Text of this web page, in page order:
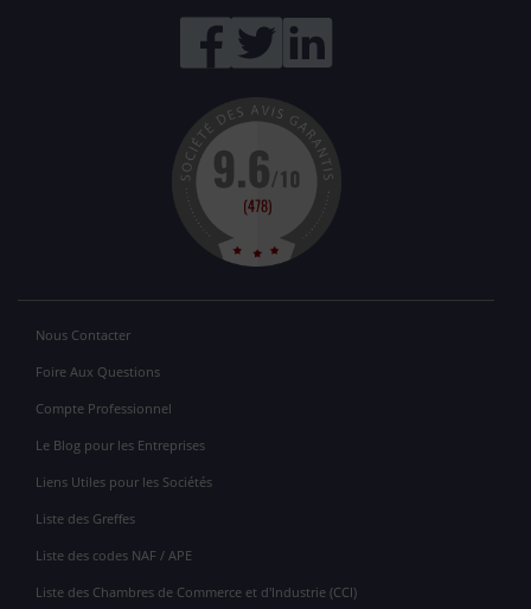
Nous Contacter
Foire Aux Questions
Compte Professionnel
Le Blog pour les Entreprises
Liens Utiles pour les Sociétés
Liste des Greffes
Liste des codes NAF / APE
Liste des Chambres de Commerce et d'Industrie (CCI)